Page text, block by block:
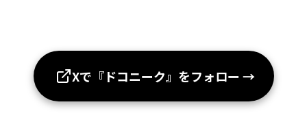
Xで『ドコニーク』をフォロー →